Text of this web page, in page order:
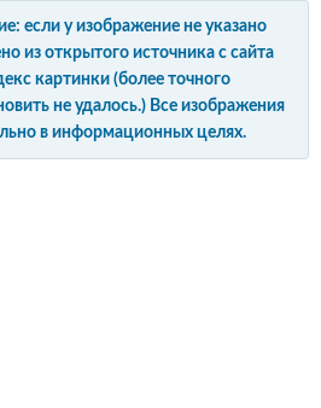
если у изображение не указано
из открытого источника с сайта
картинки (более точного
не удалось.) Все изображения
в информационных целях.